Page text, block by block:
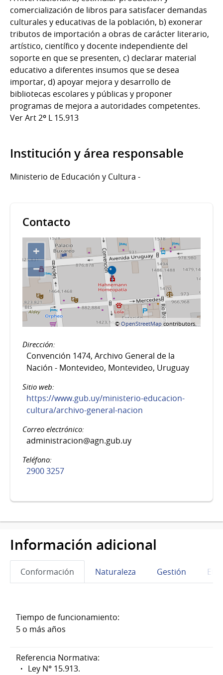
comercialización de libros para satisfacer demandas
culturales y educativas de la población, b) exonerar
tributos de importación a obras de carácter literario,
artístico, científico y docente independiente del
soporte en que se presenten, c) declarar material
educativo a diferentes insumos que se desea
importar, d) apoyar mejora y desarrollo de
bibliotecas escolares y públicas y proponer
programas de mejora a autoridades competentes.
Ver Art 2º L 15.913
Institución y área responsable
Ministerio de Educación y Cultura -
Contacto
+
−
©OpenStreetMap contributors.
Dirección:
Convención 1474, Archivo General de la
Nación - Montevideo, Montevideo, Uruguay
Sitio web:
https://www.gub.uy/ministerio-educacion-
cultura/archivo-general-nacion
Correo electrónico:
administracion@agn.gub.uy
Teléfono:
2900 3257
Información adicional
Conformación Naturaleza Gestión
Tiempo de funcionamiento:
5 o más años
Referencia Normativa:
Ley N° 15.913.